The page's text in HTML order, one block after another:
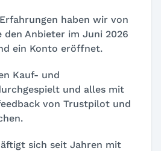
haben wir von
den Anbieter im Juni 2026
ein Konto eröffnet.
Kauf- und
und alles mit
von Trustpilot und
sich seit Jahren mit